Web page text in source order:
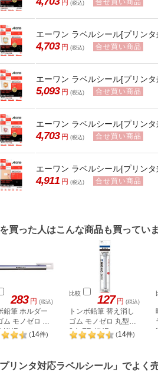
円 (税込) 合せ買い商品
エーワン ラベルシール[プリン
4,703 円 (税込) 合せ買い商品
エーワン ラベルシール[プリン
5,093 円 (税込) 合せ買い商品
エーワン ラベルシール[プリン
4,703 円 (税込) 合せ買い商品
エーワン ラベルシール[プリン
4,911 円 (税込) 合せ買い商品
買った人はこんな商品も買ってい
283 円 (税込)
鉛筆 ホルダー
ム モノゼロ 丸
KUR
(14件)
比較 127 円 (税込)
トンボ鉛筆 替え消し
ゴム モノゼロ 丸型用
2本 ER-KUR
(14件)
プリンタ対応ラベルシール」でよく